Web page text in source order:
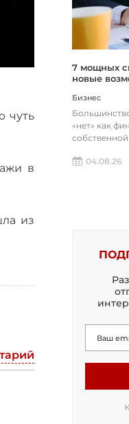
чуть
в
из
7 мощных
новые
Бизнес
«нет» как
04.08.26